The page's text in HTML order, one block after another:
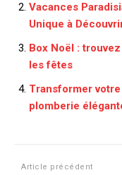
Vacances
Unique à
Box Noël :
les fêtes
Transformer
plomberie
Article précédent